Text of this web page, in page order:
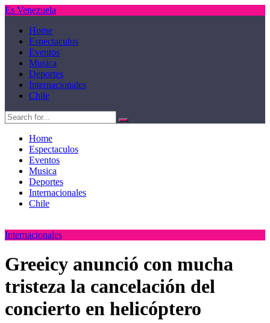
Es Venezuela
Home
Espectaculos
Eventos
Musica
Deportes
Internacionales
Chile
Home
Espectaculos
Eventos
Musica
Deportes
Internacionales
Chile
Internacionales
Greeicy anunció con mucha
tristeza la cancelación del
concierto en helicóptero